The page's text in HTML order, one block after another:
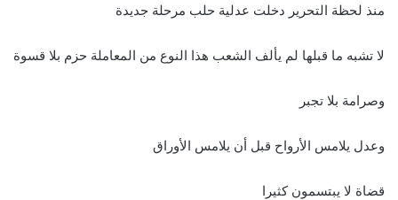
منذ لحظة التحرير دخلت عدلية حلب مرحلة جديدة
لا تشبه ما قبلها لم يألف الشعب هذا النوع من المعاملة حزم بلا قسوة
وصرامة بلا تجبر
وعدل يلامس الأرواح قبل أن يلامس الأوراق
قضاة لا يبتسمون كثيرا